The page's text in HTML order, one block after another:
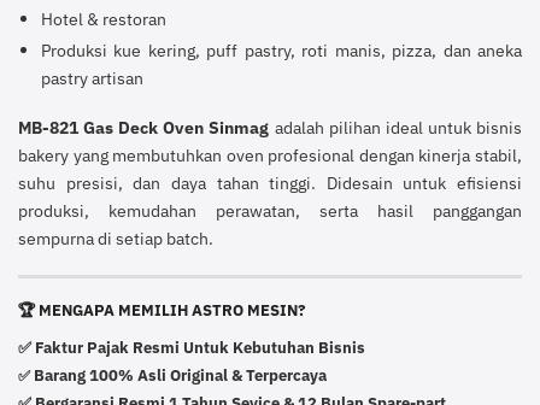
Hotel & restoran
Produksi kue kering, puff pastry, roti manis, pizza, dan aneka
pastry artisan
MB-821 Gas Deck Oven Sinmag adalah pilihan ideal untuk bisnis
bakery yang membutuhkan oven profesional dengan kinerja stabil,
suhu presisi, dan daya tahan tinggi. Didesain untuk efisiensi
produksi, kemudahan perawatan, serta hasil panggangan
sempurna di setiap batch.
🏆 MENGAPA MEMILIH ASTRO MESIN?
✅ Faktur Pajak Resmi Untuk Kebutuhan Bisnis
✅ Barang 100% Asli Original & Terpercaya